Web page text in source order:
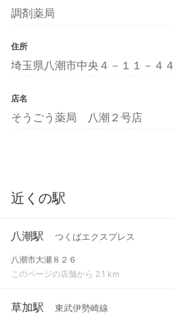
調剤薬局
住所
埼玉県八潮市中央４－１１－４４
店名
そうごう薬局 八潮２号店
近くの駅
八潮駅 つくばエクスプレス
八潮市大瀬８２６
このページの店舗から 2.1 km
草加駅 東武伊勢崎線